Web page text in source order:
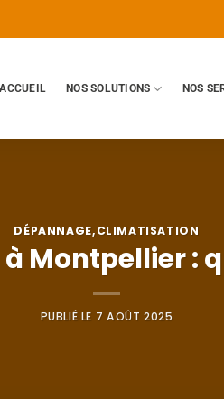
ACCUEIL NOS SOLUTIONS NOS
DÉPANNAGE,CLIMATISATION
Montpellier :
PUBLIÉ LE 7 AOÛT 2025